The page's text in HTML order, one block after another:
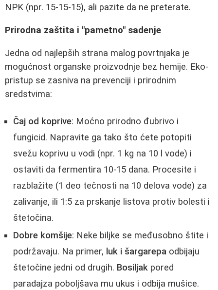
NPK (npr. 15-15-15), ali pazite da ne preterate.
Prirodna zaštita i "pametno" sadenje
Jedna od najlepših strana malog povrtnjaka je
mogućnost organske proizvodnje bez hemije. Eko-
pristup se zasniva na prevenciji i prirodnim
sredstvima:
Čaj od koprive: Moćno prirodno đubrivo i
fungicid. Napravite ga tako što ćete potopiti
svežu koprivu u vodi (npr. 1 kg na 10 l vode) i
ostaviti da fermentira 10-15 dana. Procesite i
razblažite (1 deo tečnosti na 10 delova vode) za
zalivanje, ili 1:5 za prskanje listova protiv bolesti i
štetočina.
Dobre komšije: Neke biljke se međusobno štite i
podržavaju. Na primer, luk i šargarepa odbijaju
štetočine jedni od drugih. Bosiljak pored
paradajza poboljšava mu ukus i odbija mušice.